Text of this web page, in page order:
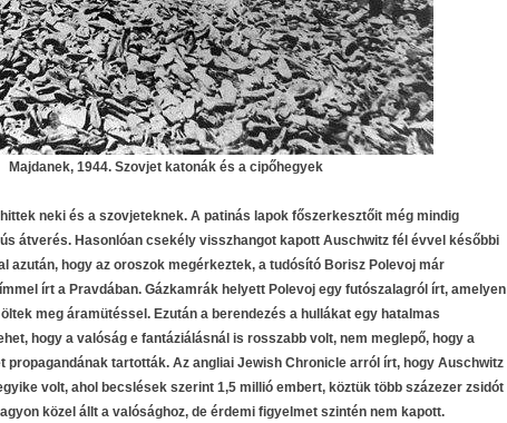
Majdanek, 1944. Szovjet katonák és a cipőhegyek
neki és a szovjeteknek. A patinás lapok főszerkesztőit még mindig
átverés. Hasonlóan csekély visszhangot kapott Auschwitz fél évvel későbbi
azután, hogy az oroszok megérkeztek, a tudósító Borisz Polevoj már
írt a Pravdában. Gázkamrák helyett Polevoj egy futószalagról írt, amelyen
meg áramütéssel. Ezután a berendezés a hullákat egy hatalmas
hogy a valóság e fantáziálásnál is rosszabb volt, nem meglepő, hogy a
propagandának tartották. Az angliai Jewish Chronicle arról írt, hogy Auschwitz
volt, ahol becslések szerint 1,5 millió embert, köztük több százezer zsidót
közel állt a valósághoz, de érdemi figyelmet szintén nem kapott.